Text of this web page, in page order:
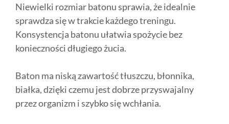
Niewielki rozmiar batonu sprawia, że idealnie
sprawdza się w trakcie każdego treningu.
Konsystencja batonu ułatwia spożycie bez
konieczności długiego żucia.
Baton ma niską zawartość tłuszczu, błonnika,
białka, dzięki czemu jest dobrze przyswajalny
przez organizm i szybko się wchłania.